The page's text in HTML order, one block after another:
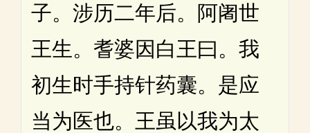
子。涉历二年后。阿阇世
王生。耆婆因白王曰。我
初生时手持针药囊。是应
当为医也。王虽以我为太